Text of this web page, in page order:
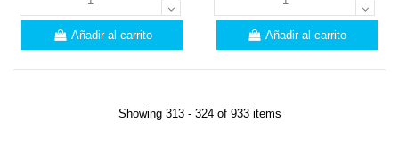
Añadir al carrito Añadir al carrito
Showing 313 - 324 of 933 items